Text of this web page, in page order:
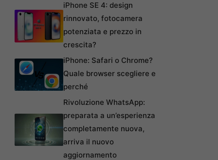
iPhone SE 4: design
rinnovato, fotocamera
potenziata e prezzo in
crescita?
iPhone: Safari o Chrome?
Quale browser scegliere e
perché
Rivoluzione WhatsApp:
preparata a un’esperienza
completamente nuova,
arriva il nuovo
aggiornamento